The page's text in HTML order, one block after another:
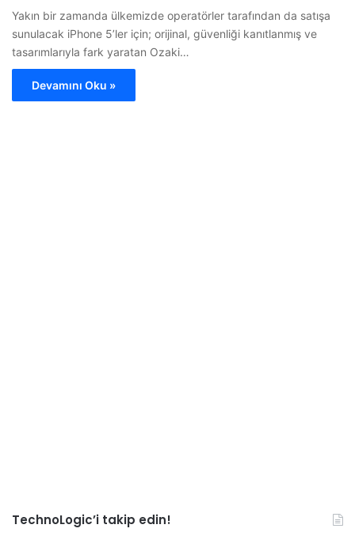
Yakın bir zamanda ülkemizde operatörler tarafından da satışa
sunulacak iPhone 5’ler için; orijinal, güvenliği kanıtlanmış ve
tasarımlarıyla fark yaratan Ozaki…
Devamını Oku »
TechnoLogic’i takip edin!